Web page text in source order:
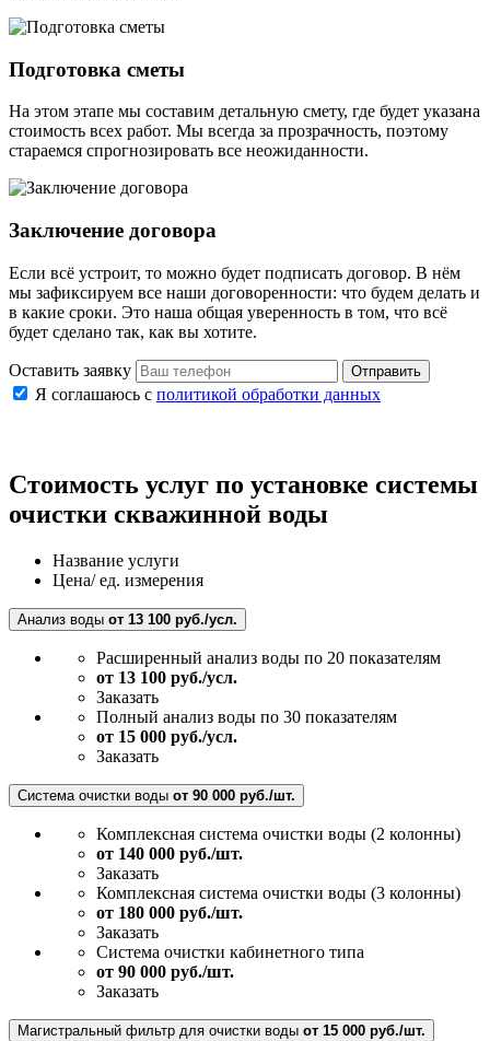
Подготовка сметы
На этом этапе мы составим детальную смету, где будет указана
стоимость всех работ. Мы всегда за прозрачность, поэтому
стараемся спрогнозировать все неожиданности.
Заключение договора
Если всё устроит, то можно будет подписать договор. В нём
мы зафиксируем все наши договоренности: что будем делать и
в какие сроки. Это наша общая уверенность в том, что всё
будет сделано так, как вы хотите.
Оставить заявку Отправить
Я соглашаюсь с политикой обработки данных
Стоимость услуг по установке системы
очистки скважинной воды
Название услуги
Цена/ ед. измерения
Анализ воды от 13 100 руб./усл.
Расширенный анализ воды по 20 показателям
от 13 100 руб./усл.
Заказать
Полный анализ воды по 30 показателям
от 15 000 руб./усл.
Заказать
Система очистки воды от 90 000 руб./шт.
Комплексная система очистки воды (2 колонны)
от 140 000 руб./шт.
Заказать
Комплексная система очистки воды (3 колонны)
от 180 000 руб./шт.
Заказать
Система очистки кабинетного типа
от 90 000 руб./шт.
Заказать
Магистральный фильтр для очистки воды от 15 000 руб./шт.